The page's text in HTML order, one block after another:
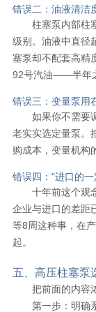
错误二：油液清洁
柱塞泵内部柱
级别。油液中直径
塞泵却不配套高精
92号汽油——半年
错误三：变量泵用
如果你不需要
老实实选定量泵。
购成本，变量机构
错误四："进口的
十年前这个观
企业与进口的差距
等8周这种事，在
起。
五、高压柱塞泵
把前面的内容
第一步：明确